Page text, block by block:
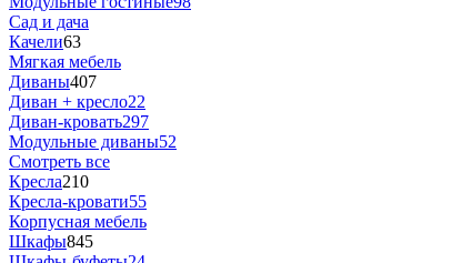
Сад и дача
Качели63
Мягкая мебель
Диваны407
Диван + кресло22
Диван-кровать297
Модульные диваны52
Смотреть все
Кресла210
Кресла-кровати55
Корпусная мебель
Шкафы845